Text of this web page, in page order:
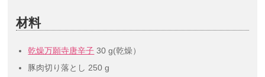
材料
乾燥万願寺唐辛子 30 g(乾燥）
豚肉切り落とし 250 g